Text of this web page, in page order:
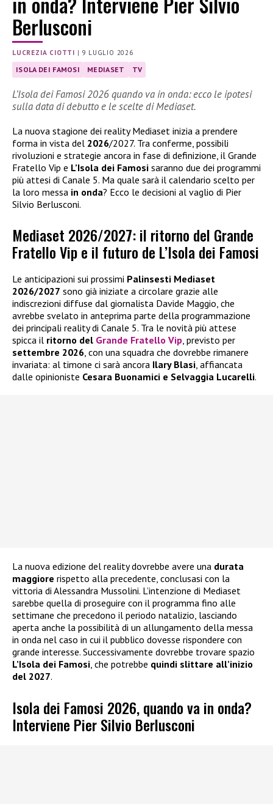
Berlusconi
LUCREZIA CIOTTI | 9 LUGLIO 2026
ISOLA DEI FAMOSI MEDIASET TV
L’Isola dei Famosi 2026 quando va in onda: ecco le ipotesi
sulla data di debutto e le scelte di Mediaset.
La nuova stagione dei reality Mediaset inizia a prendere
forma in vista del 2026/2027. Tra conferme, possibili
rivoluzioni e strategie ancora in fase di definizione, il Grande
Fratello Vip e L’Isola dei Famosi saranno due dei programmi
più attesi di Canale 5. Ma quale sarà il calendario scelto per
la loro messa in onda? Ecco le decisioni al vaglio di Pier
Silvio Berlusconi.
Mediaset 2026/2027: il ritorno del Grande
Fratello Vip e il futuro de L’Isola dei Famosi
Le anticipazioni sui prossimi Palinsesti Mediaset
2026/2027 sono già iniziate a circolare grazie alle
indiscrezioni diffuse dal giornalista Davide Maggio, che
avrebbe svelato in anteprima parte della programmazione
dei principali reality di Canale 5. Tra le novità più attese
spicca il ritorno del Grande Fratello Vip, previsto per
settembre 2026, con una squadra che dovrebbe rimanere
invariata: al timone ci sarà ancora Ilary Blasi, affiancata
dalle opinioniste Cesara Buonamici e Selvaggia Lucarelli.
La nuova edizione del reality dovrebbe avere una durata
maggiore rispetto alla precedente, conclusasi con la
vittoria di Alessandra Mussolini. L’intenzione di Mediaset
sarebbe quella di proseguire con il programma fino alle
settimane che precedono il periodo natalizio, lasciando
aperta anche la possibilità di un allungamento della messa
in onda nel caso in cui il pubblico dovesse rispondere con
grande interesse. Successivamente dovrebbe trovare spazio
L’Isola dei Famosi, che potrebbe quindi slittare all’inizio
del 2027.
Isola dei Famosi 2026, quando va in onda?
Interviene Pier Silvio Berlusconi